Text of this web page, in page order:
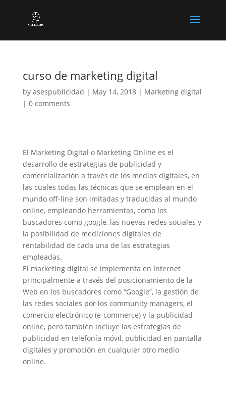
curso de marketing digital
by asespublicidad | May 14, 2018| Marketing digital
| 0 comments
El Marketing Digital o Marketing Online es el
desarrollo de estrategias de publicidad y
comercialización a través de los medios digitales, en
las cuales todas las técnicas que se emplean en el
mundo off-line son imitadas y traducidas al mundo
online, empleando herramientas, como los
buscadores como google, las nuevas redes sociales y
la posibilidad de mediciones digitales de
rentabilidad de cada una de las estrategias
empleadas.
El marketing digital se implementa en Internet
principalmente a través del posicionamiento de la
Web en los buscadores como “Google”, la gestión de
las redes sociales por los community managers, el
comercio electrónico (e-commerce) y la publicidad
online, pero también incluye las estrategias de
publicidad en telefonía móvil, publicidad en pantalla
digitales y promoción en cualquier otro medio
online.